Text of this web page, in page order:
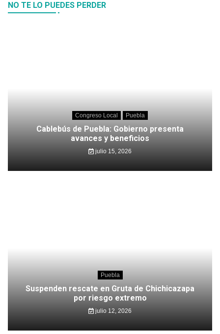
NO TE LO PUEDES PERDER
Congreso Local Puebla
Cablebús de Puebla: Gobierno presenta
avances y beneficios
julio 15, 2026
Puebla
Suspenden rescate en Gruta de Chichicazapa
por riesgo extremo
julio 12, 2026